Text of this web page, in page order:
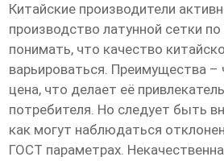
Китайские производители
производство латунной сетки
понимать, что качество
варьироваться. Преимущества –
цена, что делает её
потребителя. Но следует быть
как могут наблюдаться
ГОСТ параметрах.